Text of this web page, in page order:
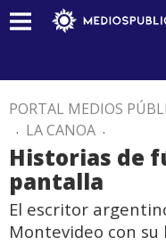
PORTAL MEDIOS
. LA CANOA .
Historias de
pantalla
El escritor
Montevideo con su